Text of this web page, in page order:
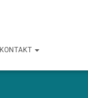
KONTAKT